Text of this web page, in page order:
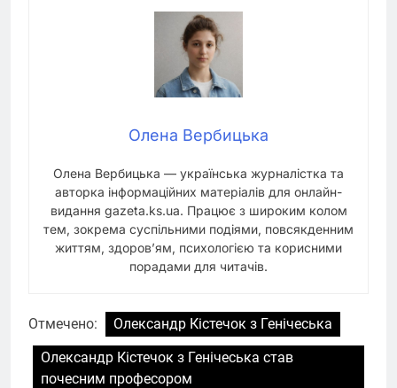
Олена Вербицька
Олена Вербицька — українська журналістка та
авторка інформаційних матеріалів для онлайн-
видання gazeta.ks.ua. Працює з широким колом
тем, зокрема суспільними подіями, повсякденним
життям, здоров’ям, психологією та корисними
порадами для читачів.
Отмечено:
Олександр Кістечок з Генічеська
Олександр Кістечок з Генічеська став
почесним професором